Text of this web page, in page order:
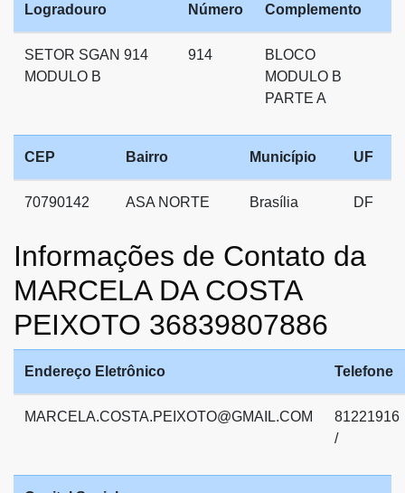
Logradouro Número Complemento
SETOR SGAN 914
MODULO B
914
BLOCO
MODULO B
PARTE A
CEP Bairro Município UF
70790142 ASA NORTE Brasília DF
Informações de Contato da
MARCELA DA COSTA
PEIXOTO 36839807886
Endereço Eletrônico Telefone
MARCELA.COSTA.PEIXOTO@GMAIL.COM
81221916
/